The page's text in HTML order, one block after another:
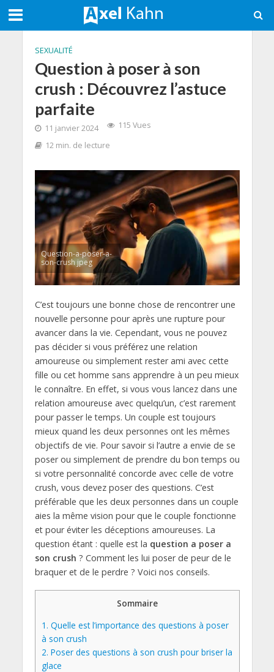
SEXUALITÉ
Question à poser à son
crush : Découvrez l’astuce
parfaite
11 janvier 2024
115 Vues
12 min. de lecture
Question-a-poser-a-
son-crush jpeg
C’est toujours une bonne chose de rencontrer une
nouvelle personne pour après une rupture pour
avancer dans la vie. Cependant, vous ne pouvez
pas décider si vous préférez une relation
amoureuse ou simplement rester ami avec cette
fille ou cet homme sans apprendre à un peu mieux
le connaître. En effet, si vous vous lancez dans une
relation amoureuse avec quelqu’un, c’est rarement
pour passer le temps. Un couple est toujours
mieux quand les deux personnes ont les mêmes
objectifs de vie. Pour savoir si l’autre a envie de se
poser ou simplement de prendre du bon temps ou
si votre personnalité concorde avec celle de votre
crush, vous devez poser des questions. C’est
préférable que les deux personnes dans un couple
aies la même vision pour que le couple fonctionne
et pour éviter les déceptions amoureuses. La
question étant : quelle est la question a poser a
son crush ? Comment les lui poser de peur de le
braquer et de le perdre ? Voici nos conseils.
Sommaire
1. Quelle est l’importance des questions à poser
à son crush
2. Poser des questions à son crush pour briser la
glace